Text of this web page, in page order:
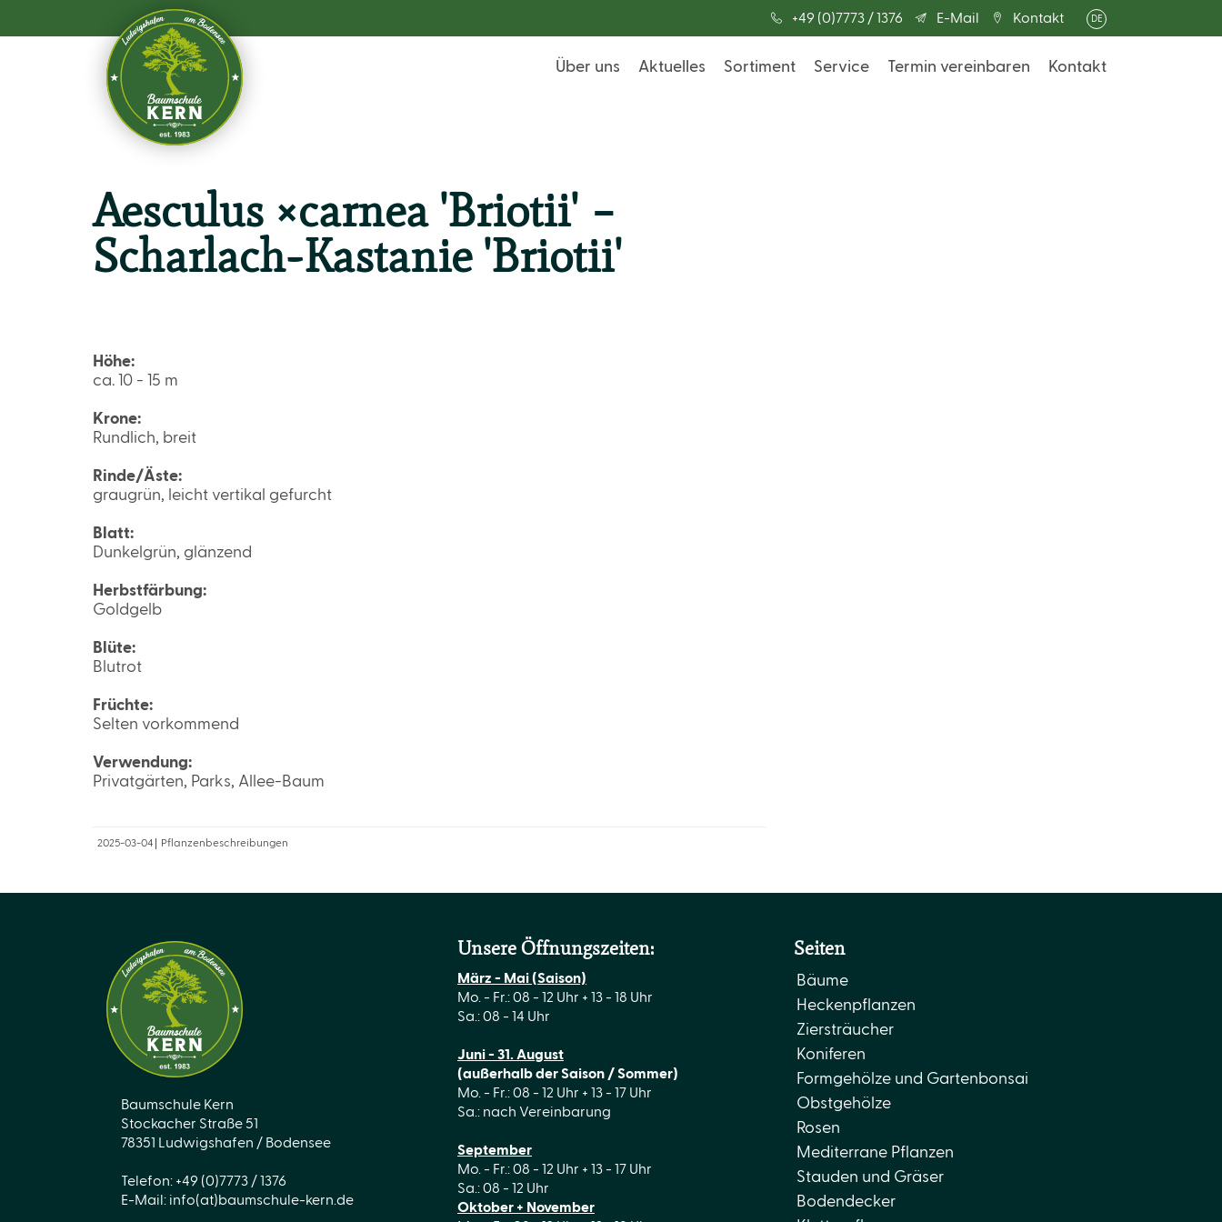
+49 (0)7773 / 1376 E-Mail Kontakt DE
Über uns Aktuelles Sortiment Service Termin vereinbaren Kontakt
Aesculus ×carnea 'Briotii' –
Scharlach-Kastanie 'Briotii'
Höhe:
ca. 10 - 15 m
Krone:
Rundlich, breit
Rinde/Äste:
graugrün, leicht vertikal gefurcht
Blatt:
Dunkelgrün, glänzend
Herbstfärbung:
Goldgelb
Blüte:
Blutrot
Früchte:
Selten vorkommend
Verwendung:
Privatgärten, Parks, Allee-Baum
2025-03-04 Pflanzenbeschreibungen
Baumschule Kern
Stockacher Straße 51
78351 Ludwigshafen / Bodensee
Telefon: +49 (0)7773 / 1376
E-Mail: info(at)baumschule-kern.de
Unsere Öffnungszeiten:
März - Mai (Saison)
Mo. - Fr.: 08 - 12 Uhr + 13 - 18 Uhr
Sa.: 08 - 14 Uhr
Juni - 31. August
(außerhalb der Saison / Sommer)
Mo. - Fr.: 08 - 12 Uhr + 13 - 17 Uhr
Sa.: nach Vereinbarung
September
Mo. - Fr.: 08 - 12 Uhr + 13 - 17 Uhr
Sa.: 08 - 12 Uhr
Oktober + November
Seiten
Bäume
Heckenpflanzen
Ziersträucher
Koniferen
Formgehölze und Gartenbonsai
Obstgehölze
Rosen
Mediterrane Pflanzen
Stauden und Gräser
Bodendecker